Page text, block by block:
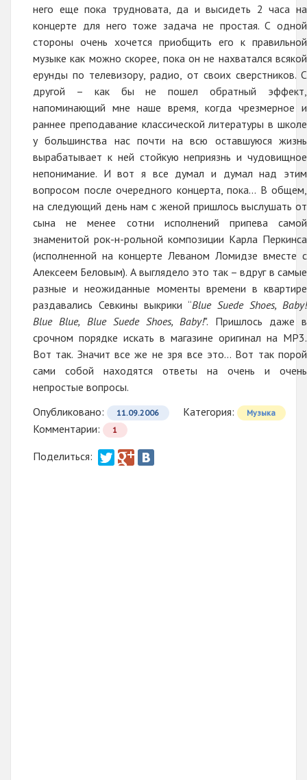
него еще пока трудновата, да и высидеть 2 часа на
концерте для него тоже задача не простая. С одной
стороны очень хочется приобщить его к правильной
музыке как можно скорее, пока он не нахватался всякой
ерунды по телевизору, радио, от своих сверстников. С
другой – как бы не пошел обратный эффект,
напоминающий мне наше время, когда чрезмерное и
раннее преподавание классической литературы в школе
у большинства нас почти на всю оставшуюся жизнь
вырабатывает к ней стойкую неприязнь и чудовищное
непонимание. И вот я все думал и думал над этим
вопросом после очередного концерта, пока… В общем,
на следующий день нам с женой пришлось выслушать от
сына не менее сотни исполнений припева самой
знаменитой рок-н-рольной композиции Карла Перкинса
(исполненной на концерте Леваном Ломидзе вместе с
Алексеем Беловым). А выглядело это так – вдруг в самые
разные и неожиданные моменты времени в квартире
раздавались Севкины выкрики “Blue Suede Shoes, Baby!
Blue Blue, Blue Suede Shoes, Baby!". Пришлось даже в
срочном порядке искать в магазине оригинал на MP3.
Вот так. Значит все же не зря все это… Вот так порой
сами собой находятся ответы на очень и очень
непростые вопросы.
Опубликовано:
11.09.2006 Категория: Музыка
Комментарии: 1
Поделиться: